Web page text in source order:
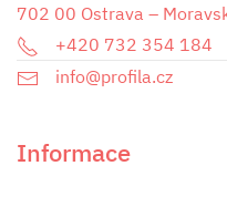
702 00 Ostrava –
+420 732 354 184
info@profila.cz
Informace